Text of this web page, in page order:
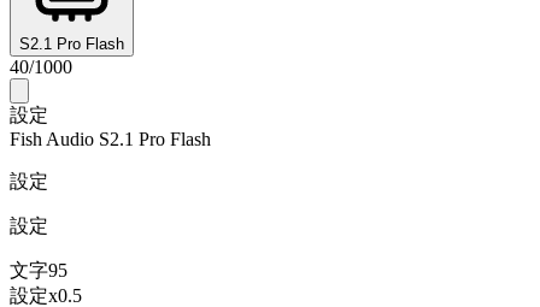
S2.1 Pro Flash
40/1000
設定
Fish Audio S2.1 Pro Flash
設定
設定
文字95
設定x0.5